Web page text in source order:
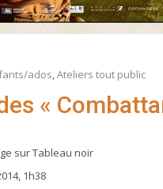
ados Ateliers tout public
«
sur Tableau noir
1h38